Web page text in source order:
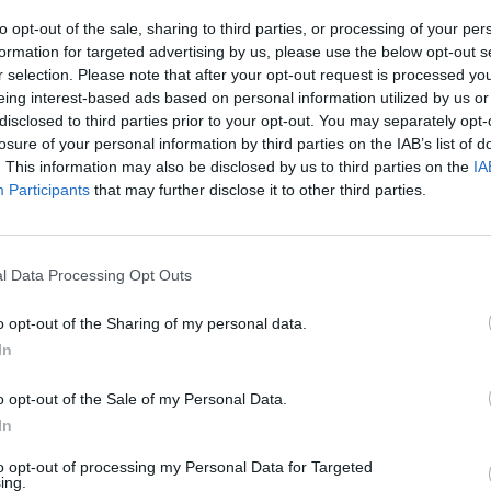
opt-out of the sale, sharing to third parties, or processing of your
for targeted advertising by us, please use the below opt-out
selection. Please note that after your opt-out request is processed
interest-based ads based on personal information utilized by us
to third parties prior to your opt-out. You may separately
of your personal information by third parties on the IAB’s list of
This information may also be disclosed by us to third parties on the
Participants that may further disclose it to other third parties.
Data Processing Opt Outs
opt-out of the Sharing of my personal data.
opt-out of the Sale of my Personal Data.
opt-out of processing my Personal Data for Targeted
kontrabanda Policija tik Lrytas.TV
Visi įrašai
K. Prunskienės brolis prisiminė jaudinančią
akimirką prieš mirtį: „Tai buvo simbolinis
Žinios Lietuvos diena
00:03:41
Mėsainių mėgėjus kviečia nepražiopsoti